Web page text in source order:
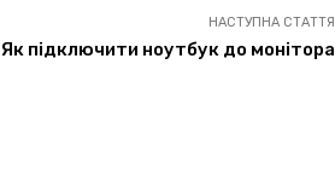
НАСТУПНА СТАТТЯ
Як підключити ноутбук до монітора